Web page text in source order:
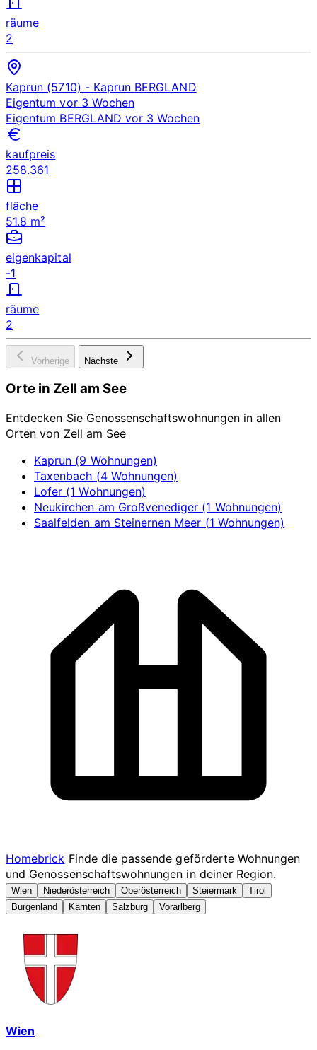
räume
2
Kaprun (5710) - Kaprun BERGLAND
Eigentum vor 3 Wochen
Eigentum BERGLAND vor 3 Wochen
kaufpreis
258.361
fläche
51.8 m²
eigenkapital
-1
räume
2
Vorherige Nächste
Orte in Zell am See
Entdecken Sie Genossenschaftswohnungen in allen
Orten von Zell am See
Kaprun (9 Wohnungen)
Taxenbach (4 Wohnungen)
Lofer (1 Wohnungen)
Neukirchen am Großvenediger (1 Wohnungen)
Saalfelden am Steinernen Meer (1 Wohnungen)
Homebrick Finde die passende geförderte Wohnungen
und Genossenschaftswohnungen in deiner Region.
Wien Niederösterreich Oberösterreich Steiermark
Tirol
Burgenland
Kärnten Salzburg Vorarlberg
Wien